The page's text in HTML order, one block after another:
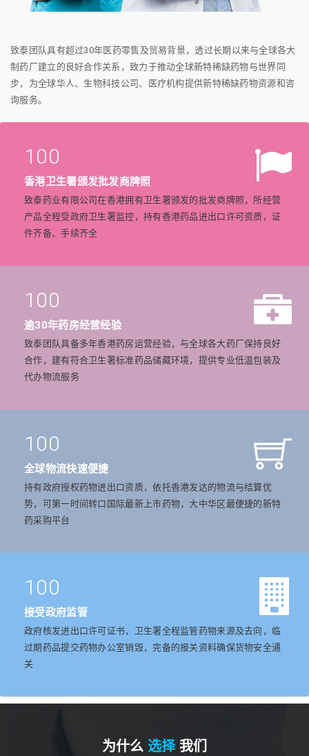
致泰团队具有超过30年医药零售及贸易背景，透过长期以来与全球各大
制药厂建立的良好合作关系，致力于推动全球新特稀缺药物与世界同
步，为全球华人、生物科技公司、医疗机构提供新特稀缺药物资源和咨
询服务。
100
香港卫生署颁发批发商牌照
致泰药业有限公司在香港拥有卫生署颁发的批发商牌照，所经营
产品全程受政府卫生署监控，持有香港药品进出口许可资质，证
件齐备、手续齐全
100
逾30年药房经营经验
致泰团队具备多年香港药房运营经验，与全球各大药厂保持良好
合作，建有符合卫生署标准药品储藏环境，提供专业低温包装及
代办物流服务
100
全球物流快速便捷
持有政府授权药物进出口资质，依托香港发达的物流与结算优
势，可第一时间转口国际最新上市药物，大中华区最便捷的新特
药采购平台
100
接受政府监管
政府核发进出口许可证书，卫生署全程监管药物来源及去向，临
过期药品提交药物办公室销毁，完备的报关资料确保货物安全通
关
为什么 选择我们